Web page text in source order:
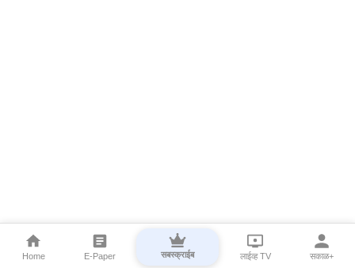
Home E-Paper सबस्क्राईब लाईव्ह TV सकाळ+